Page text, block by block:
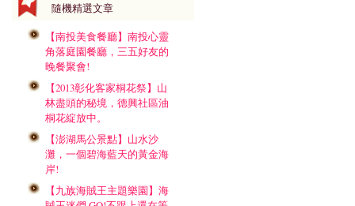
隨機精選文章
【南投美食餐廳】南投心靈
角落庭園餐廳，三五好友的
晚餐聚會!
【2013彰化客家桐花祭】山
林盡頭的秘境，德興社區油
桐花綻放中。
【澎湖馬公景點】山水沙
灘，一個碧海藍天的黃金海
岸!
【九族海賊王主題樂園】海